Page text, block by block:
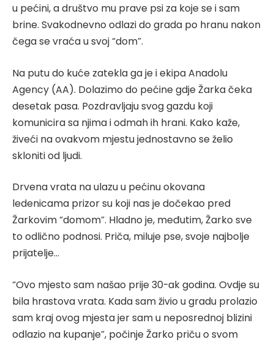
u pećini, a društvo mu prave psi za koje se i sam
brine. Svakodnevno odlazi do grada po hranu nakon
čega se vraća u svoj “dom”.
Na putu do kuće zatekla ga je i ekipa Anadolu
Agency (AA). Dolazimo do pećine gdje Žarka čeka
desetak pasa. Pozdravljaju svog gazdu koji
komunicira sa njima i odmah ih hrani. Kako kaže,
živeći na ovakvom mjestu jednostavno se želio
skloniti od ljudi.
Drvena vrata na ulazu u pećinu okovana
ledenicama prizor su koji nas je dočekao pred
Žarkovim “domom”. Hladno je, međutim, Žarko sve
to odlično podnosi. Priča, miluje pse, svoje najbolje
prijatelje…
“Ovo mjesto sam našao prije 30-ak godina. Ovdje su
bila hrastova vrata. Kada sam živio u gradu prolazio
sam kraj ovog mjesta jer sam u neposrednoj blizini
odlazio na kupanje”, počinje Žarko priču o svom